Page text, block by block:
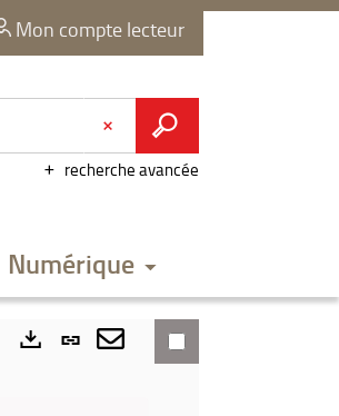
Mon compte lecteur
recherche avancée
Numérique
Lien
permanent
Envoyer